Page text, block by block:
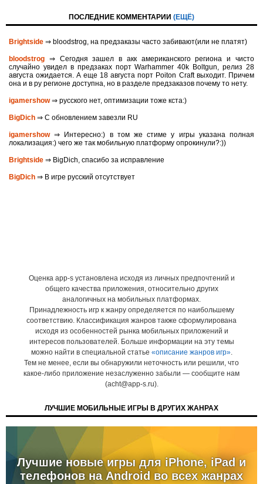
ПОСЛЕДНИЕ КОММЕНТАРИИ (ЕЩЁ)
Brightside ⇒ bloodstrog, на предзаказы часто забивают(или не платят)
bloodstrog ⇒ Сегодня зашел в акк американского региона и чисто
случайно увидел в предзаках порт Warhammer 40k Boltgun, релиз 28
августа ожидается. A eще 18 августа порт Poiton Сraft выходит. Причем
она и в ру регионе доступна, но в разделе предзаказов почему то нету.
igamershow⇒ русского нет, оптимизации тоже кста:)
BigDich ⇒ С обновлением завезли RU
igamershow⇒ Интересно:) в том же стиме у игры указана полная
локализация:) чего же так мобильную платформу опрокинули?:))
Brightside ⇒ BigDich, спасибо за исправление
BigDich ⇒ В игре русский отсутствует
Оценка app-s установлена исходя из личных предпочтений и
общего качества приложения, относительно других
аналогичных на мобильных платформах.
Принадлежность игр к жанру определяется по наибольшему
соответствию. Классификация жанров также сформулирована
исходя из особенностей рынка мобильных приложений и
интересов пользователей. Больше информации на эту темы
можно найти в специальной статье «описание жанров игр».
Тем не менее, если вы обнаружили неточность или решили, что
какое-либо приложение незаслуженно забыли — сообщите нам
(acht@app-s.ru).
ЛУЧШИЕ МОБИЛЬНЫЕ ИГРЫ В ДРУГИХ ЖАНРАХ
Лучшие новые игры для iPhone, iPad и
телефонов на Android во всех жанрах